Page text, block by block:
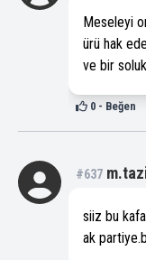
Meseleyi
ürü hak
ve bir
0- Beğen
#637
siiz bu
ak